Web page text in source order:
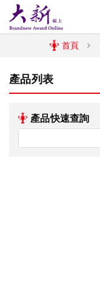
首頁
產品列表
產品快速查詢